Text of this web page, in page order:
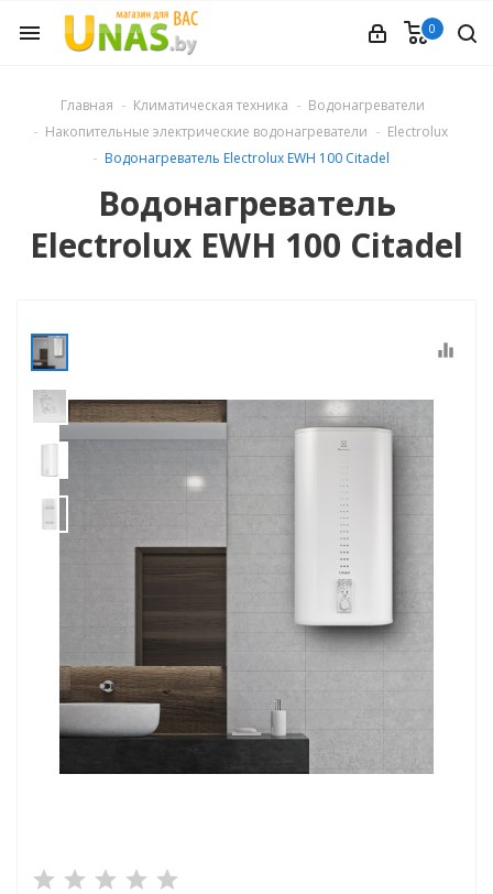
menu 0
Главная Климатическая техника
Водонагреватели
Накопительные электрические водонагреватели
Electrolux
Водонагреватель Electrolux EWH 100 Citadel
Водонагреватель
Electrolux EWH 100 Citadel
equalizer